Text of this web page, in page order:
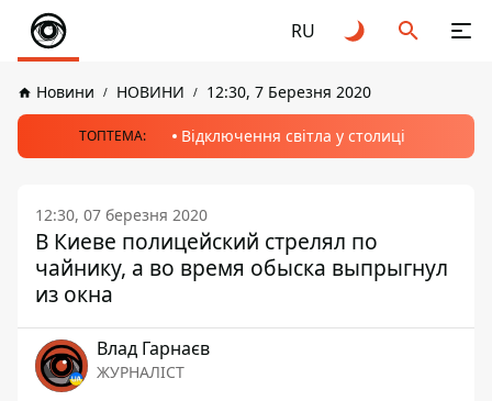
RU
Новини НОВИНИ 12:30, 7 Березня 2020
ТОПТЕМА: Відключення світла у столиці
12:30, 07 березня 2020
В Киеве полицейский стрелял по
чайнику, а во время обыска выпрыгнул
из окна
Влад Гарнаєв
ЖУРНАЛІСТ